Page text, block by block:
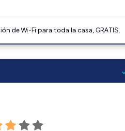
de Wi-Fi para toda la casa, GRATIS.